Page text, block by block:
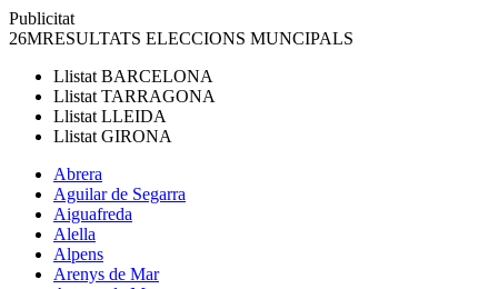
Publicitat
26MRESULTATS ELECCIONS MUNCIPALS
Llistat BARCELONA
Llistat TARRAGONA
Llistat LLEIDA
Llistat GIRONA
Abrera
Aguilar de Segarra
Aiguafreda
Alella
Alpens
Arenys de Mar